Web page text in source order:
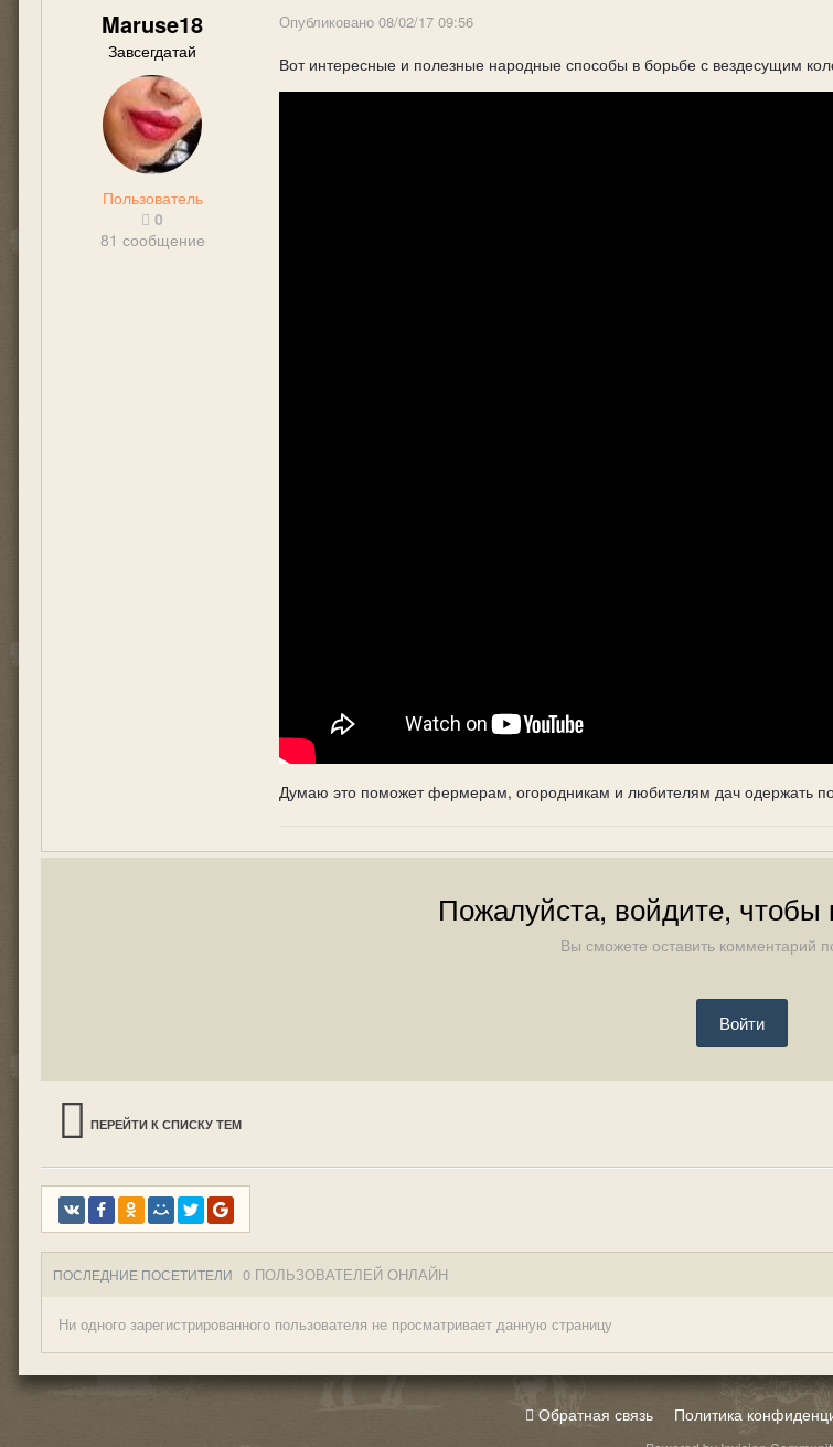
Maruse18
Завсегдатай
Пользователь
0
81 сообщение
Опубликовано 08/02/17 09:56
Вот интересные и полезные народные способы в борьбе с вездесущим
Думаю это поможет фермерам, огородникам и любителям дач одержать
Пожалуйста, войдите, чтобы
Вы сможете оставить комментарий
Войти
ПЕРЕЙТИ К СПИСКУ ТЕМ
ПОСЛЕДНИЕ ПОСЕТИТЕЛИ 0 ПОЛЬЗОВАТЕЛЕЙ ОНЛАЙН
Ни одного зарегистрированного пользователя не просматривает данную страницу
Обратная связь Политика